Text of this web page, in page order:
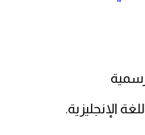
الإنجليزية.